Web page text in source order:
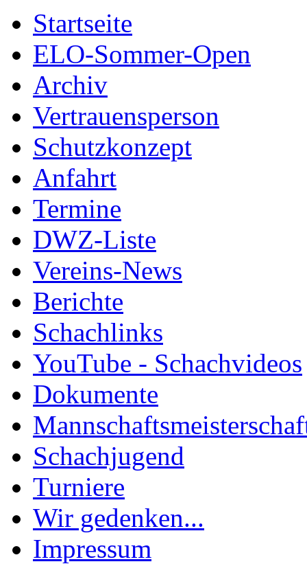
Startseite
ELO-Sommer-Open
Archiv
Vertrauensperson
Schutzkonzept
Anfahrt
Termine
DWZ-Liste
Vereins-News
Berichte
Schachlinks
YouTube - Schachvideos
Dokumente
Schachjugend
Turniere
Wir gedenken...
Impressum